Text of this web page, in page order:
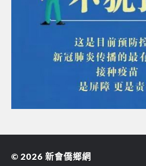
© 2026新會僑鄉網